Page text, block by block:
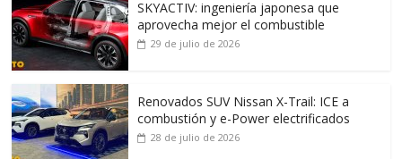
SKYACTIV: ingeniería japonesa que
aprovecha mejor el combustible
29 de julio de 2026
Renovados SUV Nissan X-Trail: ICE a
combustión y e-Power electrificados
28 de julio de 2026